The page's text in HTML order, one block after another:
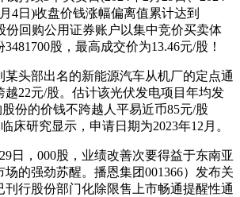
4日)收盘价钱涨幅偏离值累计达到
份回购公用证券账户以集中竞价买卖体
股，最高成交价为13.46元/股！
头部出名的新能源汽车从机厂的定点通
越22元/股。估计该光伏发电项目年均发
份的价钱不跨越人平易近币85元/股
床研究显示，申请日期为2023年12月。
，000股，业绩改善次要得益于东南亚
的强劲苏醒。播恩集团001366）发布关
刊行股份部门化除限售上市畅通提醒性通